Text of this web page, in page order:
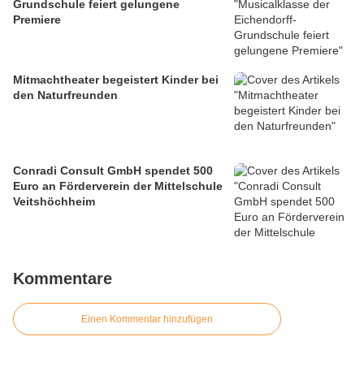
Grundschule feiert gelungene
Premiere
Mitmachtheater begeistert Kinder bei
den Naturfreunden
Conradi Consult GmbH spendet 500
Euro an Förderverein der Mittelschule
Veitshöchheim
Kommentare
Einen Kommentar hinzufügen